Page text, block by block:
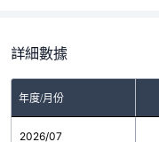
詳細數據
年度/月份
2026/07